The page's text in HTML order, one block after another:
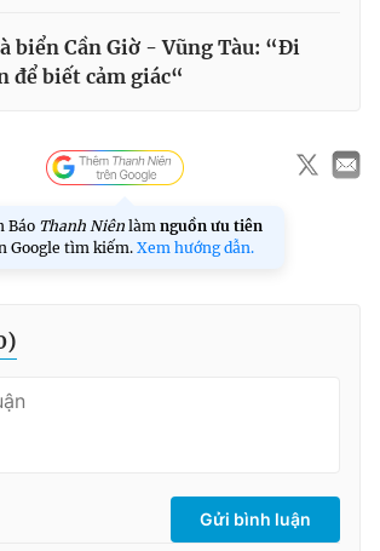
biển Cần Giờ - Vũng Tàu: “Đi
để biết cảm giác“
Báo Thanh Niên làm nguồn ưu tiên
Google tìm kiếm. Xem hướng dẫn.
)
Gửi bình luận